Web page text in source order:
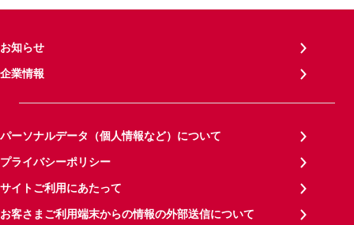
お知らせ
企業情報
パーソナルデータ（個人情報など）について
プライバシーポリシー
サイトご利用にあたって
お客さまご利用端末からの情報の外部送信について